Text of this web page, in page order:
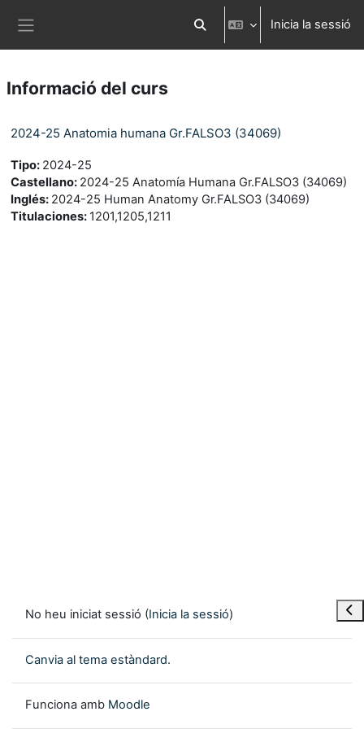
Commuta l'entrada de la cerca
Inicia la sessió
Informació del curs
2024-25 Anatomia humana Gr.FALSO3 (34069)
Tipo: 2024-25
Castellano: 2024-25 Anatomía Humana Gr.FALSO3 (34069)
Inglés: 2024-25 Human Anatomy Gr.FALSO3 (34069)
Titulaciones: 1201,1205,1211
No heu iniciat sessió (Inicia la sessió)
Canvia al tema estàndard.
Funciona amb Moodle